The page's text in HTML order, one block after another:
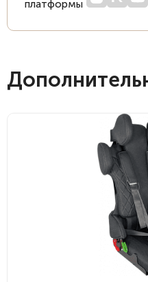
платформы